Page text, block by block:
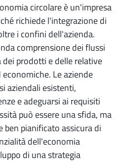
circolare è un'impresa
richiede l'integrazione di
i confini dell'azienda.
comprensione dei flussi
prodotti e delle relative
Le aziende
aziendali esistenti,
e adeguarsi ai requisiti
può essere una sfida, ma
ben pianificato assicura di
dell'economia
di una strategia